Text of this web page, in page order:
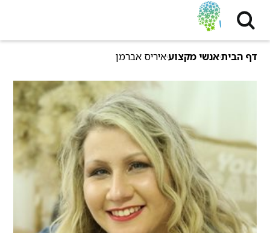
דף הביתאנשי מקצועאיריס אברמן